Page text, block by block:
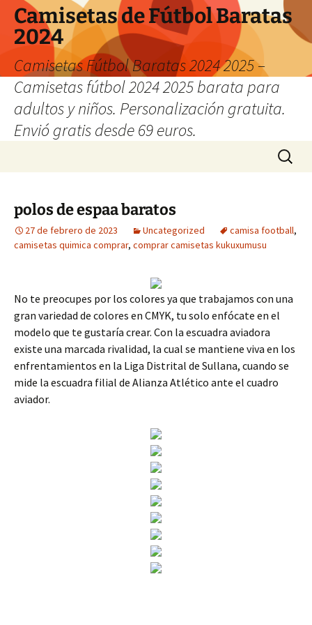
Camisetas de Fútbol Baratas
2024
Camisetas Fútbol Baratas 2024 2025 –
Camisetas fútbol 2024 2025 barata para
adultos y niños. Personalización gratuita.
Envió gratis desde 69 euros.
Buscar:
polos de espaa baratos
27 de febrero de 2023 Uncategorized camisa football,
camisetas quimica comprar, comprar camisetas kukuxumusu
No te preocupes por los colores ya que trabajamos con una
gran variedad de colores en CMYK, tu solo enfócate en el
modelo que te gustaría crear. Con la escuadra aviadora
existe una marcada rivalidad, la cual se mantiene viva en los
enfrentamientos en la Liga Distrital de Sullana, cuando se
mide la escuadra filial de Alianza Atlético ante el cuadro
aviador.